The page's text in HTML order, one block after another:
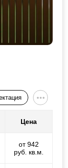
Цена
от 942
руб. кв.м.